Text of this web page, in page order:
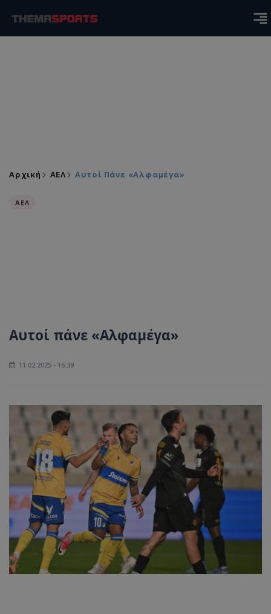
Αρχική ΑΕΛ Αυτοί Πάνε «Αλφαμέγα»
ΑΕΛ
Αυτοί πάνε «Αλφαμέγα»
11.02.2025 - 15:39